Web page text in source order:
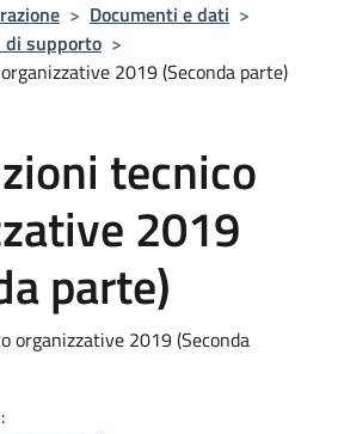
> Documenti e dati >
di supporto >
2019 (Seconda parte)
tecnico
2019
parte)
organizzative 2019 (Seconda
: